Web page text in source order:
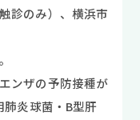
診のみ）、横浜市
ンザの予防接種が
炎球菌・B型肝